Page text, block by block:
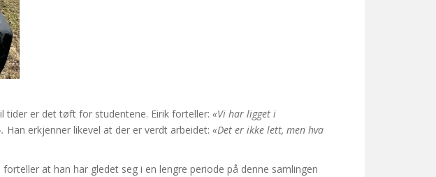
tider er det tøft for studentene. Eirik forteller: «Vi har ligget i
Han erkjenner likevel at der er verdt arbeidet: «Det er ikke lett, men hva
forteller at han har gledet seg i en lengre periode på denne samlingen